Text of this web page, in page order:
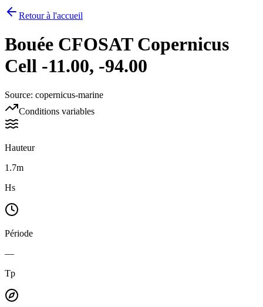
Retour à l'accueil
Bouée CFOSAT Copernicus
Cell -11.00, -94.00
Source: copernicus-marine
Conditions variables
Hauteur
1.7m
Hs
Période
—
Tp